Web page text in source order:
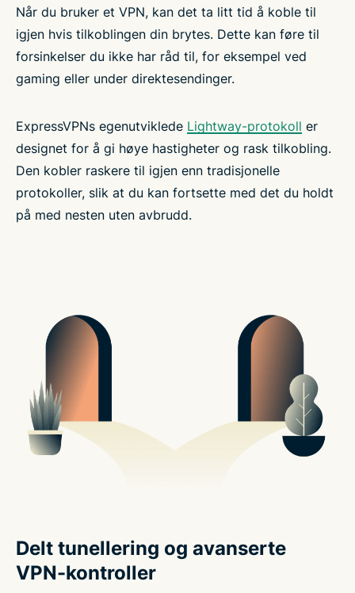
Når du bruker et VPN, kan det ta litt tid å koble til
igjen hvis tilkoblingen din brytes. Dette kan føre til
forsinkelser du ikke har råd til, for eksempel ved
gaming eller under direktesendinger.
ExpressVPNs egenutviklede Lightway-protokoll er
designet for å gi høye hastigheter og rask tilkobling.
Den kobler raskere til igjen enn tradisjonelle
protokoller, slik at du kan fortsette med det du holdt
på med nesten uten avbrudd.
Delt tunellering og avanserte
VPN-kontroller